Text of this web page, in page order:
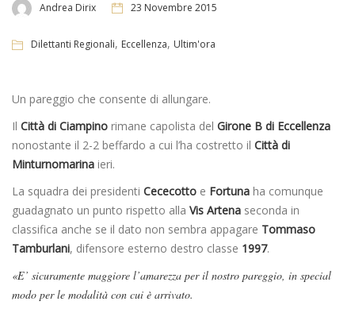
Andrea Dirix 23 Novembre 2015
Dilettanti Regionali, Eccellenza, Ultim'ora
Un pareggio che consente di allungare.
Il Città di Ciampino rimane capolista del Girone B di Eccellenza
nonostante il 2-2 beffardo a cui l’ha costretto il Città di
Minturnomarina ieri.
La squadra dei presidenti Cececotto e Fortuna ha comunque
guadagnato un punto rispetto alla Vis Artena seconda in
classifica anche se il dato non sembra appagare Tommaso
Tamburlani, difensore esterno destro classe 1997.
«E’ sicuramente maggiore l’amarezza per il nostro pareggio, in special
modo per le modalità con cui è arrivato.